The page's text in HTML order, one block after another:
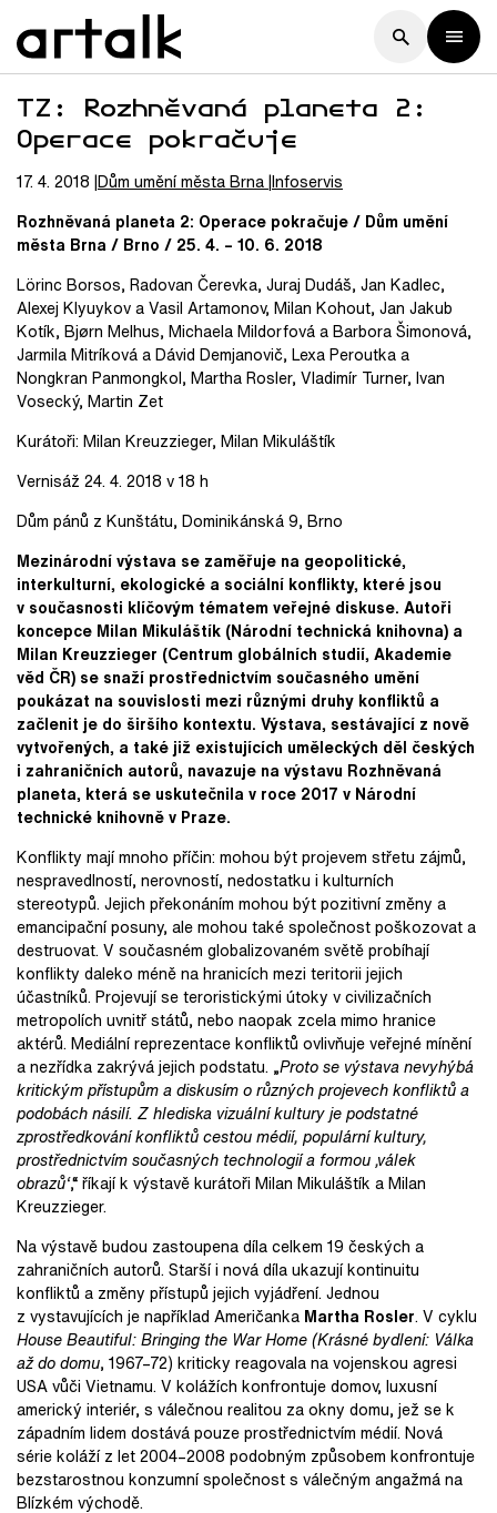
TZ: Rozhněvaná planeta 2:
Operace pokračuje
17. 4. 2018 Dům umění města Brna Infoservis
Rozhněvaná planeta 2: Operace pokračuje / Dům umění
města Brna / Brno / 25. 4. – 10. 6. 2018
Lörinc Borsos, Radovan Čerevka, Juraj Dudáš, Jan Kadlec,
Alexej Klyuykov a Vasil Artamonov, Milan Kohout, Jan Jakub
Kotík, Bjørn Melhus, Michaela Mildorfová a Barbora Šimonová,
Jarmila Mitríková a Dávid Demjanovič, Lexa Peroutka a
Nongkran Panmongkol, Martha Rosler, Vladimír Turner, Ivan
Vosecký, Martin Zet
Kurátoři: Milan Kreuzzieger, Milan Mikuláštík
Vernisáž 24. 4. 2018 v 18 h
Dům pánů z Kunštátu, Dominikánská 9, Brno
Mezinárodní výstava se zaměřuje na geopolitické,
interkulturní, ekologické a sociální konflikty, které jsou
v současnosti klíčovým tématem veřejné diskuse. Autoři
koncepce Milan Mikuláštík (Národní technická knihovna) a
Milan Kreuzzieger (Centrum globálních studií, Akademie
věd ČR) se snaží prostřednictvím současného umění
poukázat na souvislosti mezi různými druhy konfliktů a
začlenit je do širšího kontextu. Výstava, sestávající z nově
vytvořených, a také již existujících uměleckých děl českých
i zahraničních autorů, navazuje na výstavu Rozhněvaná
planeta, která se uskutečnila v roce 2017 v Národní
technické knihovně v Praze.
Konflikty mají mnoho příčin: mohou být projevem střetu zájmů,
nespravedlností, nerovností, nedostatku i kulturních
stereotypů. Jejich překonáním mohou být pozitivní změny a
emancipační posuny, ale mohou také společnost poškozovat a
destruovat. V současném globalizovaném světě probíhají
konflikty daleko méně na hranicích mezi teritorii jejich
účastníků. Projevují se teroristickými útoky v civilizačních
metropolích uvnitř států, nebo naopak zcela mimo hranice
aktérů. Mediální reprezentace konfliktů ovlivňuje veřejné mínění
a nezřídka zakrývá jejich podstatu. „Proto se výstava nevyhýbá
kritickým přístupům a diskusím o různých projevech konfliktů a
podobách násilí. Z hlediska vizuální kultury je podstatné
zprostředkování konfliktů cestou médií, populární kultury,
prostřednictvím současných technologií a formou ‚válek
obrazů‘,“ říkají k výstavě kurátoři Milan Mikuláštík a Milan
Kreuzzieger.
Na výstavě budou zastoupena díla celkem 19 českých a
zahraničních autorů. Starší i nová díla ukazují kontinuitu
konfliktů a změny přístupů jejich vyjádření. Jednou
z vystavujících je například Američanka Martha Rosler. V cyklu
House Beautiful: Bringing the War Home (Krásné bydlení: Válka
až do domu, 1967–72) kriticky reagovala na vojenskou agresi
USA vůči Vietnamu. V kolážích konfrontuje domov, luxusní
americký interiér, s válečnou realitou za okny domu, jež se k
západním lidem dostává pouze prostřednictvím médií. Nová
série koláží z let 2004–2008 podobným způsobem konfrontuje
bezstarostnou konzumní společnost s válečným angažmá na
Blízkém východě.